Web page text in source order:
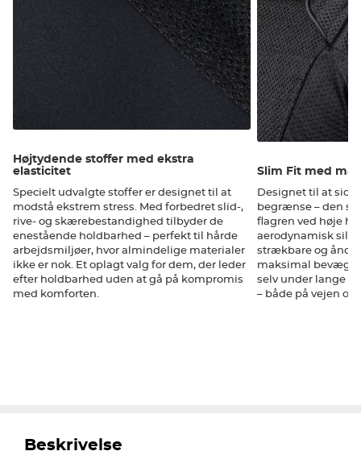
Højtydende stoffer med ekstra
elasticitet
Specielt udvalgte stoffer er designet til at
modstå ekstrem stress. Med forbedret slid-,
rive- og skærebestandighed tilbyder de
enestående holdbarhed – perfekt til hårde
arbejdsmiljøer, hvor almindelige materialer
ikke er nok. Et oplagt valg for dem, der leder
efter holdbarhed uden at gå på kompromis
med komforten.
Slim Fit med
Designet til at
begrænse – den
flagren ved høje
aerodynamisk
strækbare og
maksimal
selv under lange
– både på vejen og
Beskrivelse